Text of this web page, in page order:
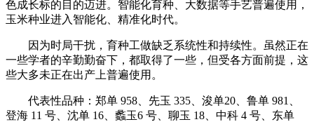
色成长标的目的迈进。智能化育种、大数据等手艺普遍使用，
玉米种业进入智能化、精准化时代。
因为时局干扰，育种工做缺乏系统性和持续性。虽然正在
一些学者的辛勤勤奋下，都取得了一些，但受各方面前提，这
些大多未正在出产上普遍使用。
代表性品种：郑单 958、先玉 335、浚单20、鲁单 981、
登海 11 号、沈单 16、蠡玉6 号、聊玉 18、中科 4 号、东单